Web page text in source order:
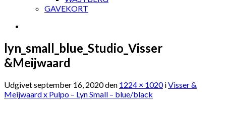
GAVEKORT
lyn_small_blue_Studio_Visser
&Meijwaard
Udgivetseptember 16, 2020den 1224 × 1020iVisser &
Meijwaard x Pulpo – Lyn Small – blue/black